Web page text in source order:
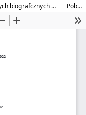
Kilka uwag na temat danych biografcznych Gabriela Firkowicza Pobierz